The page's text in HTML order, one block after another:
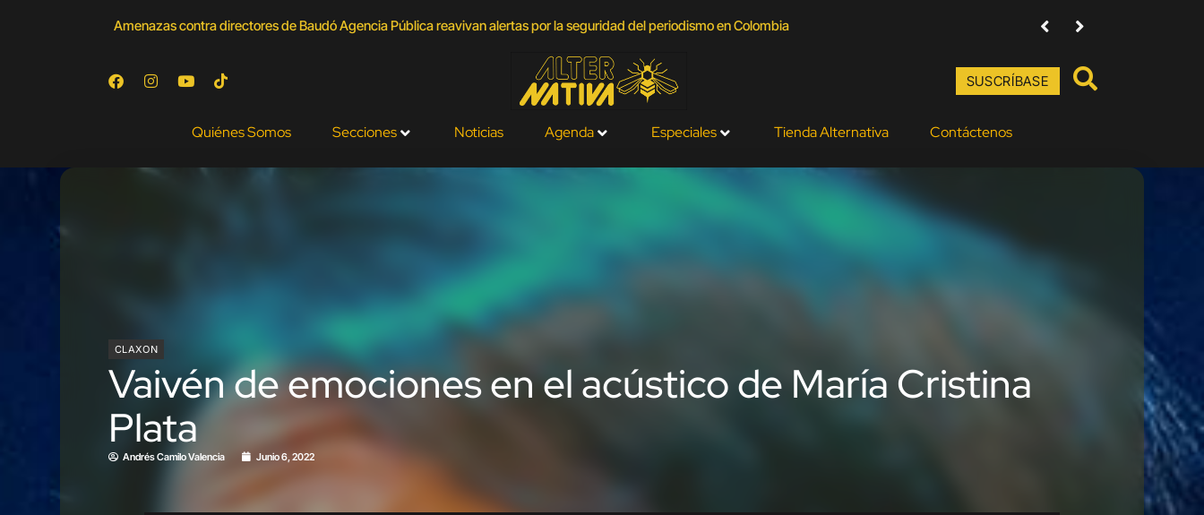
Amenazas contra directores de Baudó Agencia Pública reavivan alertas por la seguridad del periodismo en Colombia Alfredo de la Fé, el rey del violín
SUSCRÍBASE
Quiénes Somos Secciones Noticias Agenda Especiales Tienda Alternativa Contáctenos
CLAXON
Vaivén de emociones en el acústico de María Cristina
Plata
Andrés Camilo Valencia Junio 6, 2022